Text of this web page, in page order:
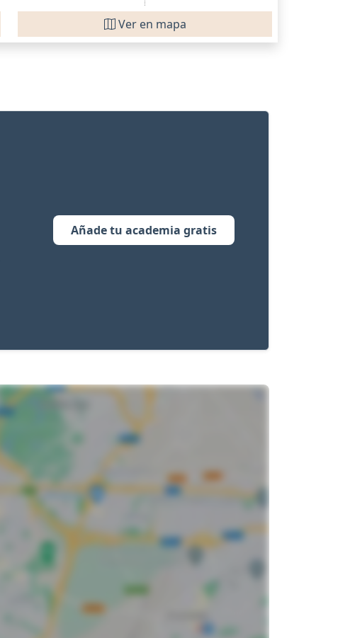
Ver en mapa
Añade tu academia gratis